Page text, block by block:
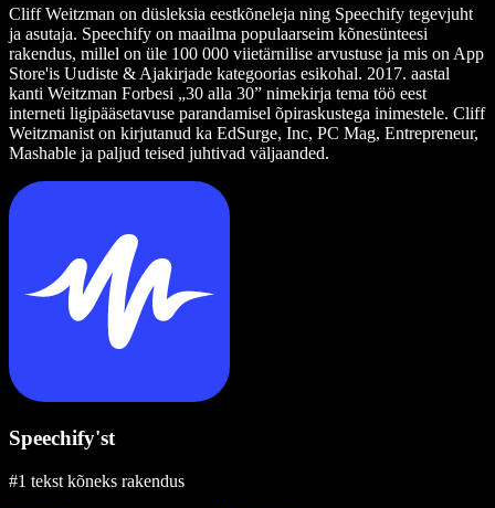
Cliff Weitzman on düsleksia eestkõneleja ning Speechify tegevjuht
ja asutaja. Speechify on maailma populaarseim kõnesünteesi
rakendus, millel on üle 100 000 viietärnilise arvustuse ja mis on App
Store'is Uudiste & Ajakirjade kategoorias esikohal. 2017. aastal
kanti Weitzman Forbesi „30 alla 30” nimekirja tema töö eest
interneti ligipääsetavuse parandamisel õpiraskustega inimestele. Cliff
Weitzmanist on kirjutanud ka EdSurge, Inc, PC Mag, Entrepreneur,
Mashable ja paljud teised juhtivad väljaanded.
Speechify'st
#1 tekst kõneks rakendus